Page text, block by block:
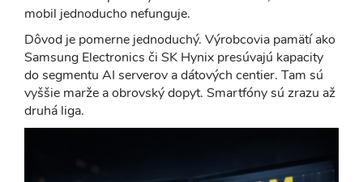
mobil jednoducho nefunguje.
Dôvod je pomerne jednoduchý. Výrobcovia pamätí ako
Samsung Electronics či SK Hynix presúvajú kapacity
do segmentu AI serverov a dátových centier. Tam sú
vyššie marže a obrovský dopyt. Smartfóny sú zrazu až
druhá liga.